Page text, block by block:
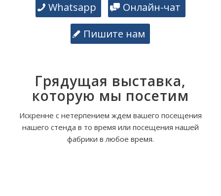
Whatsapp
Онлайн-чат
Пишите нам
Грядущая выставка,
которую мы посетим
Искренне с нетерпением ждем вашего посещения
нашего стенда в то время или посещения нашей
фабрики в любое время.